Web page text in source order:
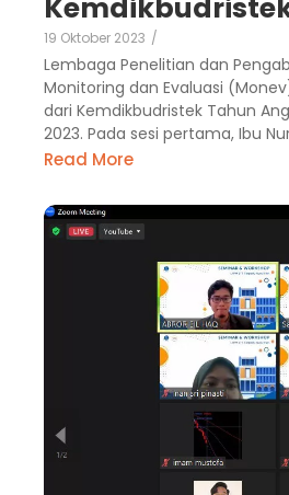
Kemdikbudristek
19 Oktober 2023 /
Lembaga Penelitian dan
Monitoring dan Evaluasi
dari Kemdikbudristek Tahun
2023. Pada sesi pertama, Ibu
Read More